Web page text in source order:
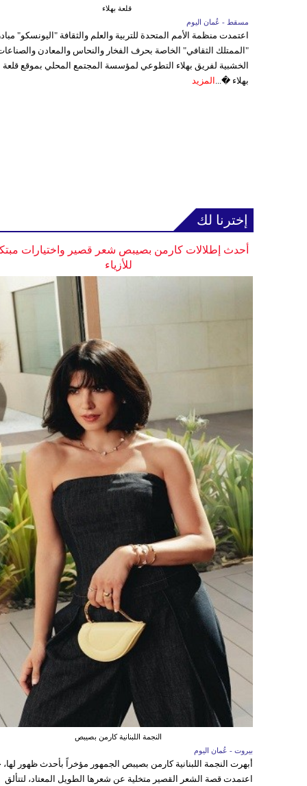
قلعة بهلاء
مسقط - عُمان اليوم
اعتمدت منظمة الأمم المتحدة للتربية والعلم والثقافة "اليونسكو"
"الممتلك الثقافي" الخاصة بحرف الفخار والنحاس والمعادن
الخشبية لفريق بهلاء التطوعي لمؤسسة المجتمع المحلي بموقع قلعة
بهلاء �... المزيد
إخترنا لك
أحدث إطلالات كارمن بصيبص شعر قصير واختيارات
للأزياء
النجمة اللبنانية كارمن بصيبص
بيروت - عُمان اليوم
أبهرت النجمة اللبنانية كارمن بصيبص الجمهور مؤخراً بأحدث ظهور
اعتمدت قصة الشعر القصير متخلية عن شعرها الطويل المعتاد، لتتألق